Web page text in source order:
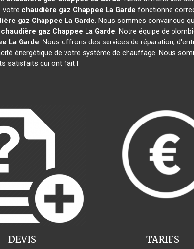
votre chaudière gaz Chappee La Garde fonctionne
gaz Chappee La Garde. Nous sommes convaincus
chaudière gaz Chappee La Garde. Notre équipe de
La Garde. Nous offrons des services de réparation,
énergétique de votre système de chauffage. Nous
satisfaits qui ont fait l
TARIFS
DEVIS